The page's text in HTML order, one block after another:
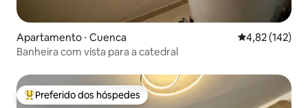
Apartamento ⋅ Cuenca 4,82 de uma
4,82 (142)
Banheira com vista para a catedral
Entre os melhores preferidos dos hóspedes
Preferido dos hóspedes